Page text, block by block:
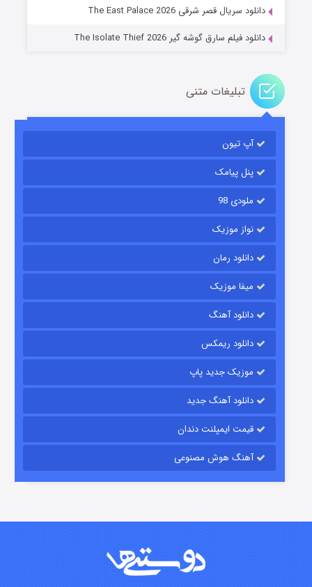
قسمت
قسمت۷ (زیرنویس) منتشر شد
دانلود سریال قصر شرقی The East Palace 2026
دانلود فیلم سارق گوشه گیر The Isolate Thief 2026
تبلیغات متنی
آپ تیون
پنل پیامک
ملودی 98
نواز موزیک
دانلود رمان
میفا موزیک
دانلود آهنگ
دانلود ریمکس
موزیک جدید پاپ
دانلود آهنگ جدید
قیمت ایمپلنت دندان
آهنگ هوش مصنوعی